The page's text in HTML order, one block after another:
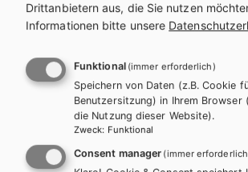
Drittanbietern aus, die Sie nutzen
Informationen bitte unsere
Funktional (immer erforderlich)
Speichern von Daten (z.B. Cookie
Benutzersitzung) in Ihrem
die Nutzung dieser Website).
Zweck: Funktional
Consent manager (immer